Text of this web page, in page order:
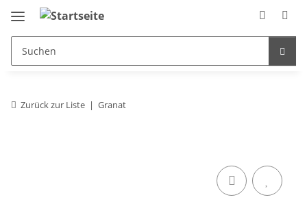
Zurück zur Liste Granat